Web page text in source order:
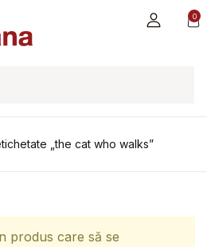
0
„the cat who walks”
produs care să se